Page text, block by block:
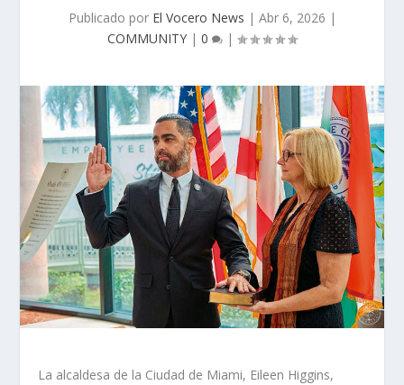
Publicado por El Vocero News | Abr 6, 2026 |
COMMUNITY | 0 |
La alcaldesa de la Ciudad de Miami, Eileen Higgins,